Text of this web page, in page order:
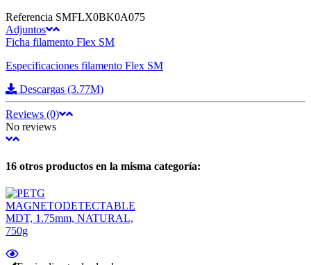
Referencia SMFLX0BK0A075
Adjuntos
Ficha filamento Flex SM
Especificaciones filamento Flex SM
Descargas (3.77M)
Reviews (0)
No reviews
16 otros productos en la misma categoría: